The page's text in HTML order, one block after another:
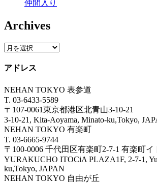
仲間入り
Archives
アドレス
NEHAN TOKYO 表参道
T. 03-6433-5589
〒107-0061東京都港区北青山3-10-21
3-10-21, Kita-Aoyama, Minato-ku,Tokyo,
NEHAN TOKYO 有楽町
T. 03-6665-9744
〒100-0006 千代田区有楽町2-7-1 有楽町
YURAKUCHO ITOCiA PLAZA1F, 2-7-1,
ku,Tokyo, JAPAN
NEHAN TOKYO 自由が丘